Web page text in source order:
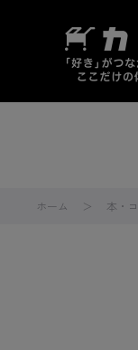
ホーム 本・